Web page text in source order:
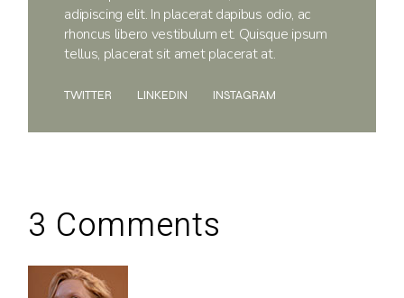
adipiscing elit. In placerat dapibus odio, ac
rhoncus libero vestibulum et. Quisque ipsum
tellus, placerat sit amet placerat at.
TWITTER LINKEDIN INSTAGRAM
3 Comments